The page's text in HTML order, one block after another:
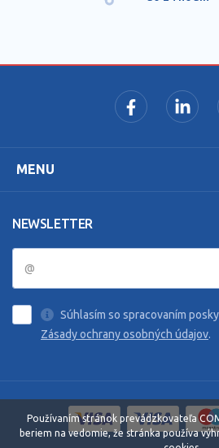
MENU
NEWSLETTER
Súhlasím so spracovaním
Zásady ochrany osobných údajov.
Používaním stránok prevádzkovateľa
beriem na vedomie, že stránka používa